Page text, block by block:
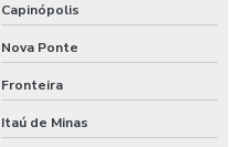
Capinópolis
Nova Ponte
Fronteira
Itaú de Minas